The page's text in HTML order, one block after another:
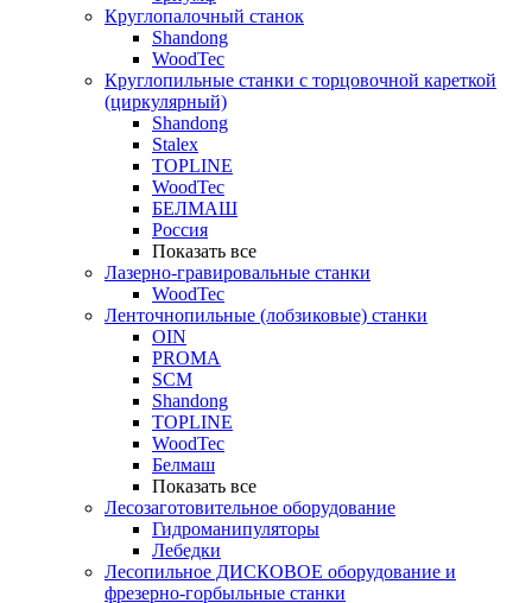
Круглопалочный станок
Shandong
WoodTec
Круглопильные станки с торцовочной кареткой
(циркулярный)
Shandong
Stalex
TOPLINE
WoodTec
БЕЛМАШ
Россия
Показать все
Лазерно-гравировальные станки
WoodTec
Ленточнопильные (лобзиковые) станки
OIN
PROMA
SCM
Shandong
TOPLINE
WoodTec
Белмаш
Показать все
Лесозаготовительное оборудование
Гидроманипуляторы
Лебедки
Лесопильное ДИСКОВОЕ оборудование и
фрезерно-горбыльные станки